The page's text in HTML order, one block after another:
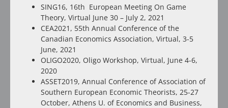
SING16, 16th European Meeting On Game
Theory, Virtual June 30 – July 2, 2021
CEA2021, 55th Annual Conference of the
Canadian Economics Association, Virtual, 3-5
June, 2021
OLIGO2020, Oligo Workshop, Virtual, June 4-6,
2020
ASSET2019, Annual Conference of Association of
Southern European Economic Theorists, 25-27
October, Athens U. of Economics and Business,